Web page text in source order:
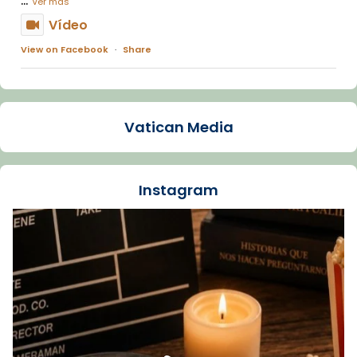
Vídeo
View on Facebook · Share
Arquebisbat de Barcelona
La Carmina va patir depressió. Fa gairebé
dos mesos, a l'Estadi Lluís Companys, la
Recupera l'entrevista comp
Vatican
tican News 👇
www.vaticannews.va/es/iglesia/news/2026-
07/carmina-historia-depresion-papa-viaje-
espana-testimoni...
Foto
Vatican Media
Instagram